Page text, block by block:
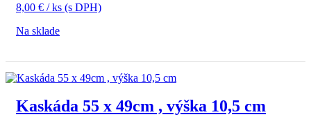
8,00 € / ks (s DPH)
Na sklade
Kaskáda 55 x 49cm , výška 10,5 cm